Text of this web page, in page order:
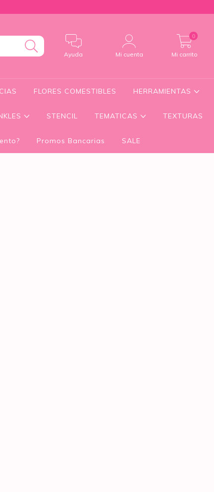
Ayuda Mi cuenta Mi carrito
0
FLORES COMESTIBLES HERRAMIENTAS
STENCIL TEMATICAS TEXTURAS
Promos Bancarias SALE